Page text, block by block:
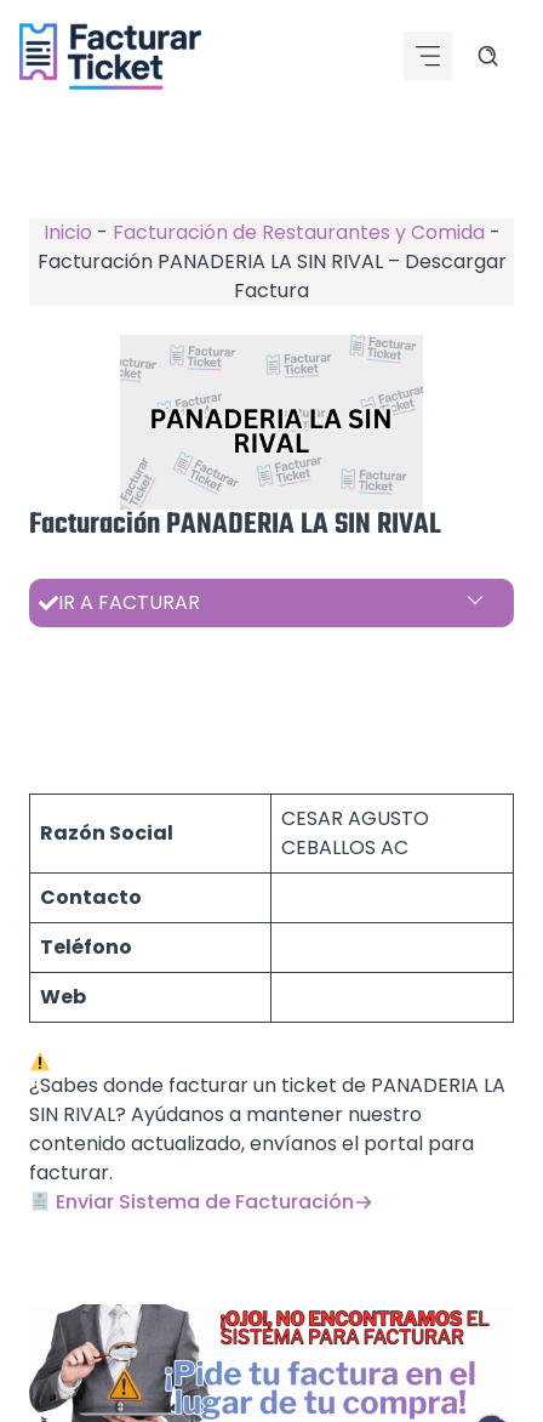
contenido
Inicio - Facturación de Restaurantes y Comida -
Facturación PANADERIA LA SIN RIVAL – Descargar
Factura
Facturación PANADERIA LA SIN RIVAL
IR A FACTURAR
Razón Social
CESAR AGUSTO
CEBALLOS AC
Contacto
Teléfono
Web
¿Sabes donde facturar un ticket de PANADERIA LA
SIN RIVAL? Ayúdanos a mantener nuestro
contenido actualizado, envíanos el portal para
facturar.
Enviar Sistema de Facturación